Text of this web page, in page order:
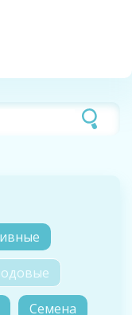
Семена